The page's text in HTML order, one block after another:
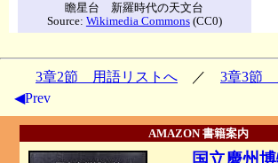
瞻星台 新羅時代の天文台
Source: Wikimedia Commons(CC0)
3章2節 用語リストへ ／ 3章3節
◀Prev
AMAZON 書籍案内
国立慶州